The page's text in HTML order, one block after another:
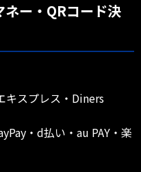
ー・QRコード決
キスプレス・Diners
・d払い・au PAY・楽